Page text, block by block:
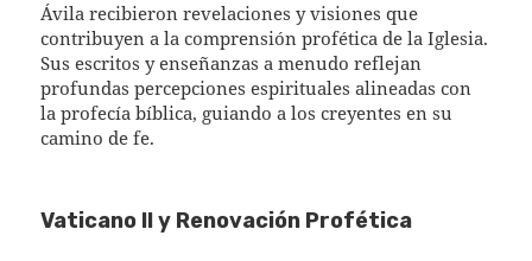
Ávila recibieron revelaciones y visiones que
contribuyen a la comprensión profética de la Iglesia.
Sus escritos y enseñanzas a menudo reflejan
profundas percepciones espirituales alineadas con
la profecía bíblica, guiando a los creyentes en su
camino de fe.
Vaticano II y Renovación Profética